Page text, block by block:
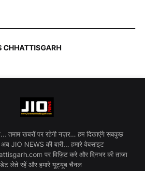
CHHATTISGARH
खबरों पर रहेगी नज़र... हम दिखाएंगे सबकुछ
JIO NEWS की बारी... हमारे वेबसाइट
पर विज़िट करे और दिनभर की ताजा
लेते रहें और हमारे यूट्यूब चैनल